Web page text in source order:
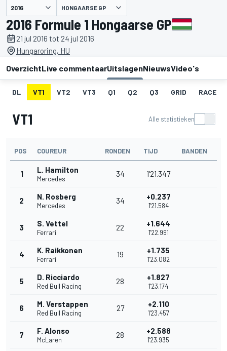
gepresenteerd door HONGAARSE GP
2016 Formule 1 Hongaarse GP
21 jul 2016 tot 24 jul 2016
Hungaroring, HU
OverzichtLive commentaarUitslagenNieuwsVideo's
DL VT1 VT2 VT3 Q1 Q2 Q3 GRID RACE
VT1 Alle statistieken
POS COUREUR RONDEN TIJD BANDEN
1 L. Hamilton
Mercedes
34 1'21.347
2 N. Rosberg
Mercedes
34 +0.237
1'21.584
3 S. Vettel
Ferrari
22 +1.644
1'22.991
4 K. Raikkonen
Ferrari
19 +1.735
1'23.082
5 D. Ricciardo
Red Bull Racing
28 +1.827
1'23.174
6 M. Verstappen
Red Bull Racing
27 +2.110
1'23.457
7 F. Alonso
McLaren
28 +2.588
1'23.935